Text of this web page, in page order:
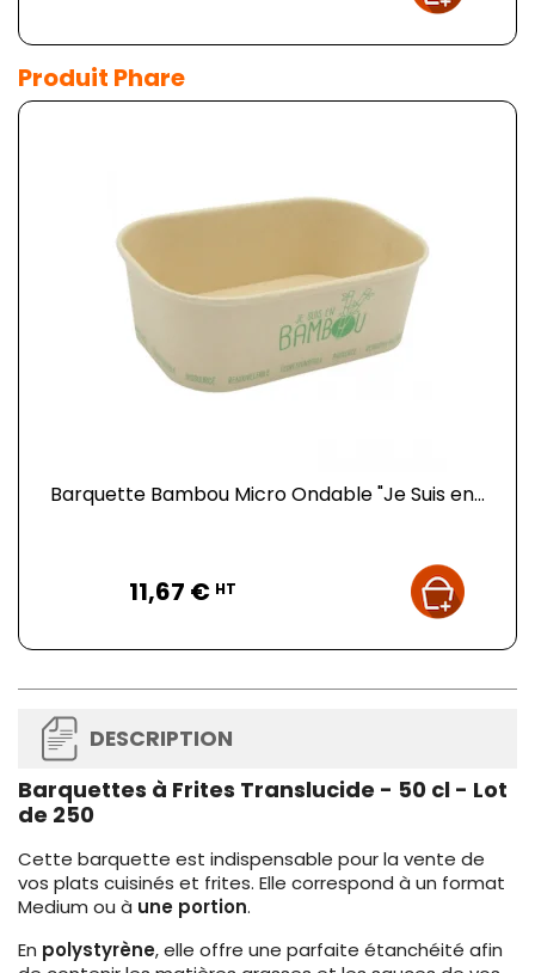
Produit Phare
Barquette Bambou Micro Ondable "Je Suis en...
11,67 € HT
DESCRIPTION
Barquettes à Frites Translucide - 50 cl - Lot
de 250
Cette barquette est indispensable pour la vente de
vos plats cuisinés et frites. Elle correspond à un format
Medium ou à une portion.
En polystyrène, elle offre une parfaite étanchéité afin